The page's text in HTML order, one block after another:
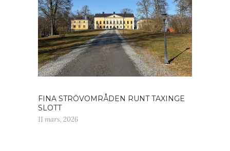
FINA STRÖVOMRÅDEN RUNT TAXINGE
SLOTT
11 mars, 2026